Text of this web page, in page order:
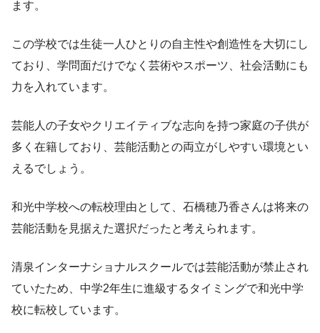
ます。
この学校では生徒一人ひとりの自主性や創造性を大切にし
ており、学問面だけでなく芸術やスポーツ、社会活動にも
力を入れています。
芸能人の子女やクリエイティブな志向を持つ家庭の子供が
多く在籍しており、芸能活動との両立がしやすい環境とい
えるでしょう。
和光中学校への転校理由として、石橋穂乃香さんは将来の
芸能活動を見据えた選択だったと考えられます。
清泉インターナショナルスクールでは芸能活動が禁止され
ていたため、中学2年生に進級するタイミングで和光中学
校に転校しています。